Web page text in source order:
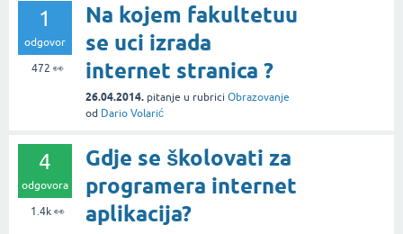
1
odgovor
472 👀
Na kojem fakultetuu
se uci izrada
internet stranica ?
26.04.2014. pitanje u rubrici Obrazovanje
od Dario Volarić
4
odgovora
1.4k👀
Gdje se školovati za
programera internet
aplikacija?